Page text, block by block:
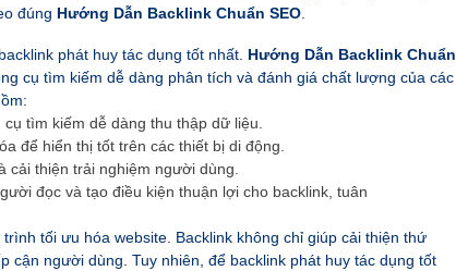
đúng Hướng Dẫn Backlink Chuẩn SEO
phát huy tác dụng tốt nhất. Hướng Dẫn Backlink Chuẩn
cụ tìm kiếm dễ dàng phân tích và đánh giá chất lượng của các
tìm kiếm dễ dàng thu thập dữ liệu.
để hiển thị tốt trên các thiết bị di động.
cải thiện trải nghiệm người dùng.
đọc và tạo điều kiện thuận lợi cho backlink, tuân
tối ưu hóa website. Backlink không chỉ giúp cải thiện thứ
cận người dùng. Tuy nhiên, để backlink phát huy tác dụng tốt